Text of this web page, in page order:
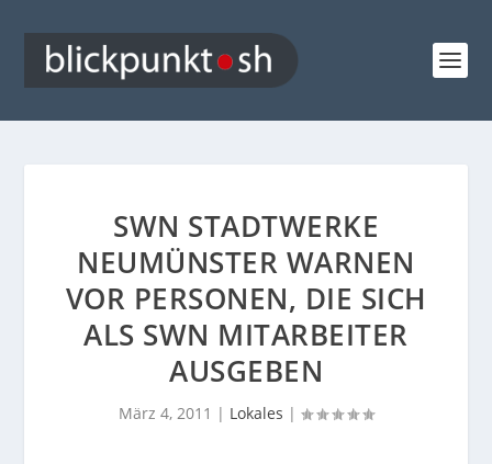
SWN STADTWERKE
NEUMÜNSTER WARNEN
VOR PERSONEN, DIE SICH
ALS SWN MITARBEITER
AUSGEBEN
März 4, 2011 | Lokales |